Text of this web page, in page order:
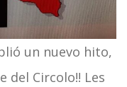
un nuevo hito,
del Circolo!! Les